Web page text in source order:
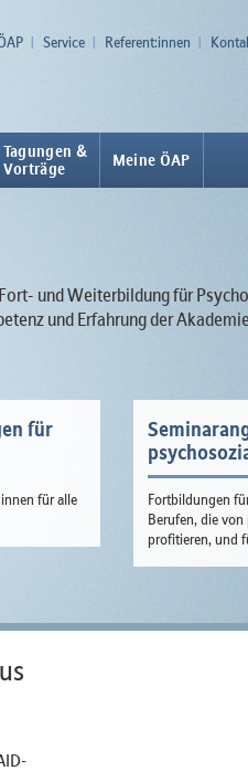
Service Referent:innen
Tagungen &
Vorträge
Meine ÖAP
und Weiterbildung für
und Erfahrung der
für
für alle
Fortbildungen
Berufen, die
profitieren, und